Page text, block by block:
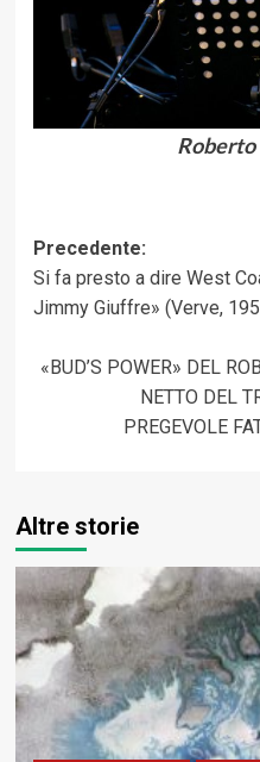
Navigazione
articolo
Precedente:
Si fa presto a dire West
Jimmy Giuffre» (Verve,
«BUD’S POWER» DEL
NETTO DEL
PREGEVOLE
Altre storie